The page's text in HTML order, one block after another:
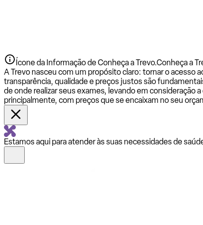
Ícone da Informação de Conheça a Trevo.Conheça a
A Trevo nasceu com um propósito claro: tornar o acesso
transparência, qualidade e preços justos são
de onde realizar seus exames, levando em consideração
principalmente, com preços que se encaixam no seu
Estamos aqui para atender às suas necessidades de